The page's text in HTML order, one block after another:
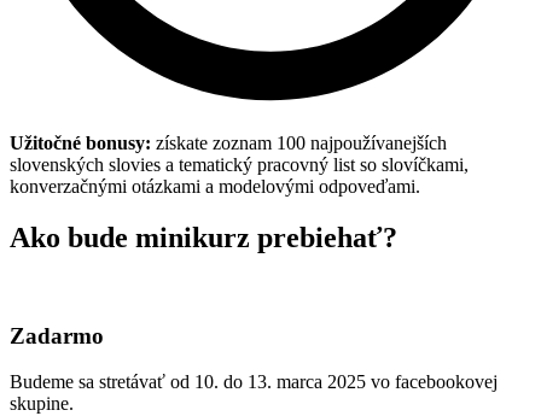
Užitočné bonusy: získate zoznam 100 najpoužívanejších
slovenských slovies a tematický pracovný list so slovíčkami,
konverzačnými otázkami a modelovými odpoveďami.
Ako bude minikurz prebiehať?
Zadarmo
Budeme sa stretávať od 10. do 13. marca 2025 vo facebookovej
skupine.